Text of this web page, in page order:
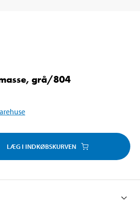
grå/804
LÆG I INDKØBSKURVEN